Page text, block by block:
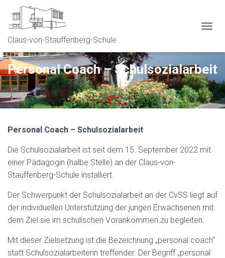
Claus-von-Stauffenberg-Schule
V
G
A
T
I
O
S
T
E
Personal Coach – Schulsozialarbeit
Personal Coach – Schulsozialarbeit
Die Schulsozialarbeit ist seit dem 15. September 2022 mit
einer Pädagogin (halbe Stelle) an der Claus-von-
Stauffenberg-Schule installiert.
Der Schwerpunkt der Schulsozialarbeit an der CvSS liegt auf
der individuellen Unterstützung der jungen Erwachsenen mit
dem Ziel sie im schulischen Vorankommen zu begleiten.
Mit dieser Zielsetzung ist die Bezeichnung „personal coach“
statt Schulsozialarbeiterin treffender. Der Begriff „personal